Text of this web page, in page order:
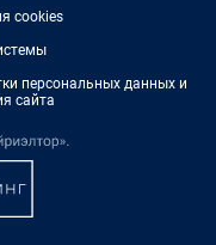
cookies
персональных данных и
сайта